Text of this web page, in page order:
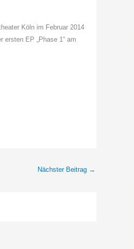
Köln im Februar 2014
EP „Phase 1“ am
Nächster Beitrag →